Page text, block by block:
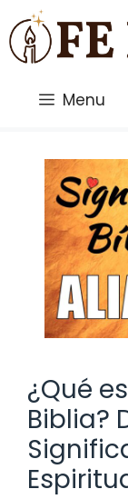
Saltar
al
contenido
Menu
¿Qué
Biblia?